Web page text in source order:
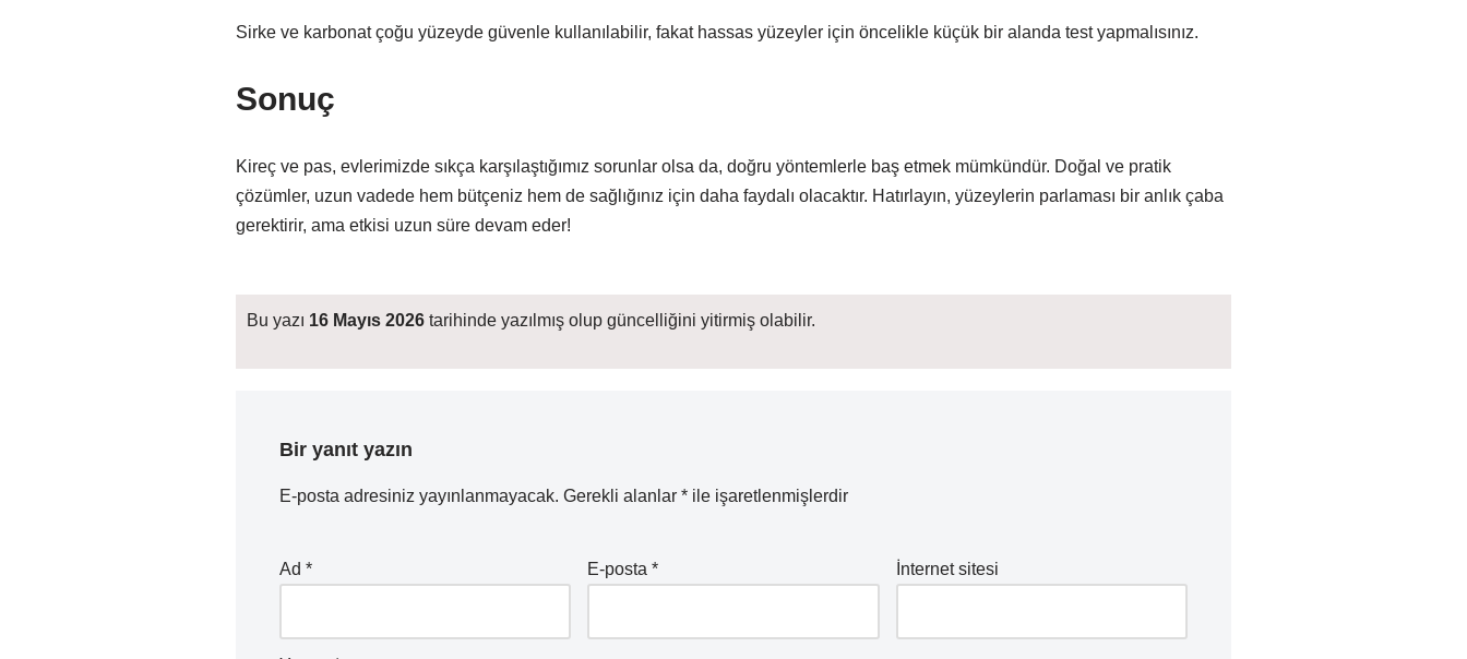
Sirke ve karbonat çoğu yüzeyde güvenle kullanılabilir, fakat hassas yüzeyler için öncelikle küçük bir alanda test yapmalısınız.
Sonuç
Kireç ve pas, evlerimizde sıkça karşılaştığımız sorunlar olsa da, doğru yöntemlerle baş etmek mümkündür. Doğal ve pratik
çözümler, uzun vadede hem bütçeniz hem de sağlığınız için daha faydalı olacaktır. Hatırlayın, yüzeylerin parlaması bir anlık çaba
gerektirir, ama etkisi uzun süre devam eder!
Bu yazı 16 Mayıs 2026 tarihinde yazılmış olup güncelliğini yitirmiş olabilir.
Bir yanıt yazın
E-posta adresiniz yayınlanmayacak. Gerekli alanlar* ile işaretlenmişlerdir
Ad* E-posta* İnternet sitesi